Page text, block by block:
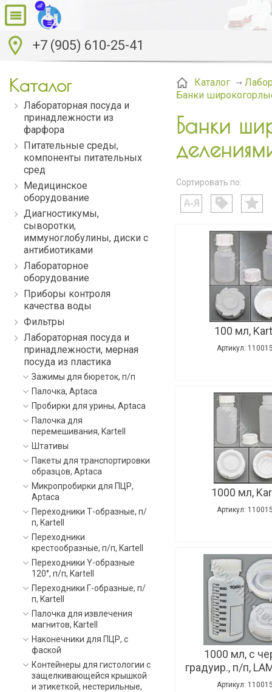
+7 (905) 610-25-41
Каталог
Лабораторная посуда и
принадлежности из
фарфора
Питательные среды,
компоненты питательных
сред
Медицинское
оборудование
Диагностикумы,
сыворотки,
иммуноглобулины, диски с
антибиотиками
Лабораторное
оборудование
Приборы контроля
качества воды
Фильтры
Лабораторная посуда и
принадлежности, мерная
посуда из пластика
Зажимы для бюреток, п/п
Палочка, Aptaca
Пробирки для урины, Aptaca
Палочка для
перемешивания, Kartell
Штативы
Пакеты для транспортировки
образцов, Aptaca
Микропробирки для ПЦР,
Aptaca
Переходники Т-образные, п/
п, Kartell
Переходники
крестообразные, п/п, Kartell
Переходники Y-образные
120°, п/п, Kartell
Переходники Г-образные, п/
п, Kartell
Палочка для извлечения
магнитов, Kartell
Наконечники для ПЦР, с
фаской
Контейнеры для гистологии с
защелкивающейся крышкой
и этикеткой, нестерильные,
Каталог
Банки
Банки
Сортировать по:
100 мл,
Артикул:
1000 мл,
Артикул:
1000 мл, с
градуир., п/п,
Артикул: